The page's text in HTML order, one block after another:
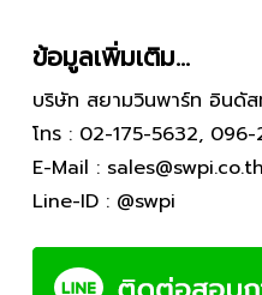
ข้อมูลเพิ่มเติม…
บริษัท สยามวินพาร์ท อินดั
โทร : 02-175-5632, 096-
E-Mail : sales@swpi.co.th
Line-ID : @swpi